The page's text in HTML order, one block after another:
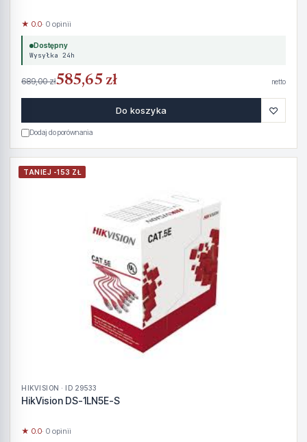
★ 0.0· 0 opinii
Dostępny
Wysyłka 24h
689,00 zł585,65 zł netto
Do koszyka ♡
Dodaj do porównania
TANIEJ -153 ZŁ
HIKVISION · ID 29533
HikVision DS-1LN5E-S
★ 0.0· 0 opinii